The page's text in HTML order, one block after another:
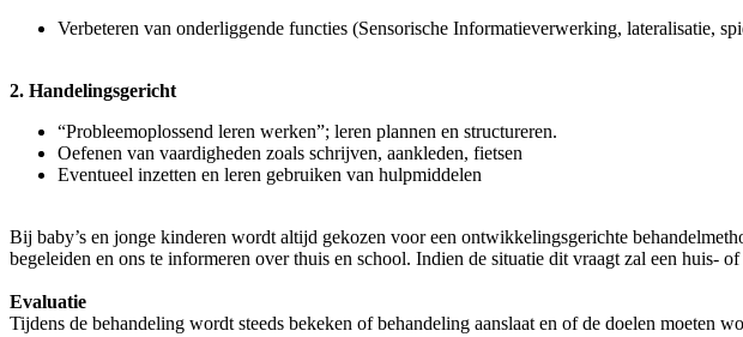
Verbeteren van onderliggende functies (Sensorische Informatieverwerking, lateralisatie,
2. Handelingsgericht
“Probleemoplossend leren werken”; leren plannen en structureren.
Oefenen van vaardigheden zoals schrijven, aankleden, fietsen
Eventueel inzetten en leren gebruiken van hulpmiddelen
Bij baby’s en jonge kinderen wordt altijd gekozen voor een ontwikkelingsgerichte
begeleiden en ons te informeren over thuis en school. Indien de situatie dit vraagt zal een huis-
Evaluatie
Tijdens de behandeling wordt steeds bekeken of behandeling aanslaat en of de doelen moeten